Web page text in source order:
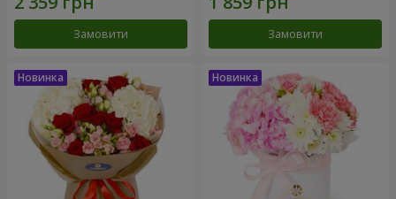
Замовити Замовити